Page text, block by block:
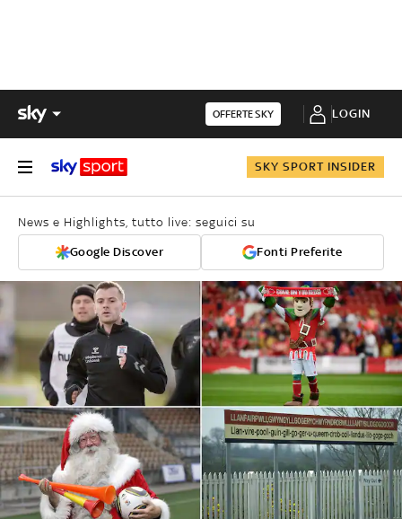
OFFERTE SKY LOGIN
SKY SPORT INSIDER
News e Highlights, tutto live: seguici su
Google Discover Fonti Preferite